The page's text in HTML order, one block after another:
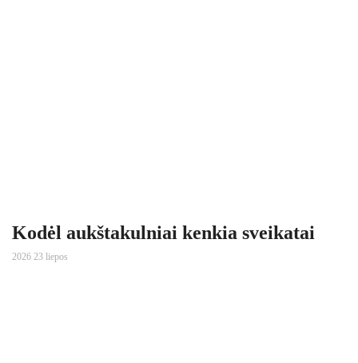
Kodėl aukštakulniai kenkia sveikatai
2026 23 liepos